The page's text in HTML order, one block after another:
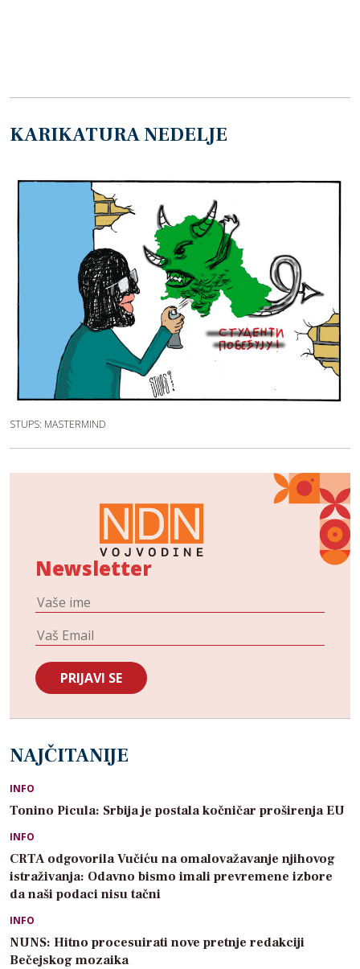
KARIKATURA NEDELJE
STUPS: MASTERMIND
Newsletter
NAJČITANIJE
INFO
Tonino Picula: Srbija je postala kočničar proširenja EU
INFO
CRTA odgovorila Vučiću na omalovažavanje njihovog
istraživanja: Odavno bismo imali prevremene izbore
da naši podaci nisu tačni
INFO
NUNS: Hitno procesuirati nove pretnje redakciji
Bečejskog mozaika